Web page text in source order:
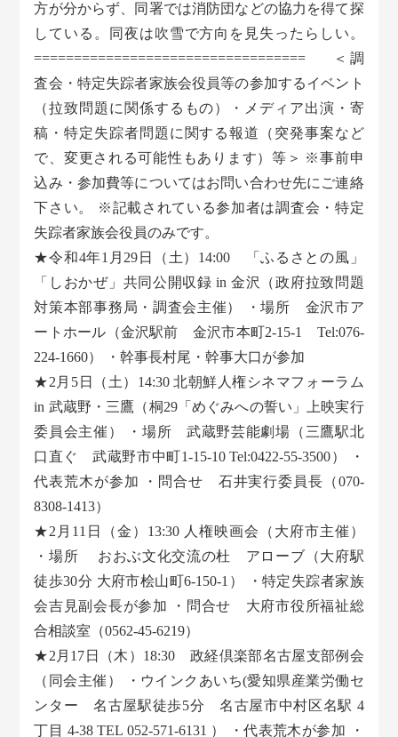
方が分からず、同署では消防団などの協力を得て探
している。同夜は吹雪で方向を見失ったらしい。
================================== ＜調
査会・特定失踪者家族会役員等の参加するイベント
（拉致問題に関係するもの）・メディア出演・寄
稿・特定失踪者問題に関する報道（突発事案など
で、変更される可能性もあります）等＞ ※事前申
込み・参加費等についてはお問い合わせ先にご連絡
下さい。 ※記載されている参加者は調査会・特定
失踪者家族会役員のみです。
★令和4年1月29日（土）14:00 「ふるさとの風」
「しおかぜ」共同公開収録 in 金沢（政府拉致問題
対策本部事務局・調査会主催） ・場所 金沢市ア
ートホール（金沢駅前 金沢市本町2-15-1 Tel:076-
224-1660） ・幹事長村尾・幹事大口が参加
★2月5日（土）14:30 北朝鮮人権シネマフォーラム
in 武蔵野・三鷹（桐29「めぐみへの誓い」上映実行
委員会主催） ・場所 武蔵野芸能劇場（三鷹駅北
口直ぐ 武蔵野市中町1-15-10 Tel:0422-55-3500） ・
代表荒木が参加 ・問合せ 石井実行委員長（070-
8308-1413）
★2月11日（金）13:30 人権映画会（大府市主催）
・場所 おおぶ文化交流の杜 アローブ（大府駅
徒歩30分 大府市桧山町6-150-1） ・特定失踪者家族
会吉見副会長が参加 ・問合せ 大府市役所福祉総
合相談室（0562-45-6219）
★2月17日（木）18:30 政経倶楽部名古屋支部例会
（同会主催） ・ウインクあいち(愛知県産業労働セ
ンター 名古屋駅徒歩5分 名古屋市中村区名駅 4
丁目 4-38 TEL 052-571-6131 ） ・代表荒木が参加 ・